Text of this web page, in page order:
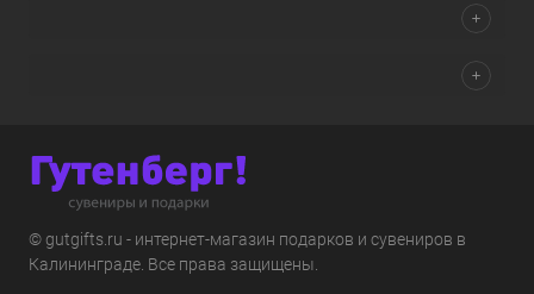
© gutgifts.ru - интернет-магазин подарков и сувениров в
Калининграде. Все права защищены.